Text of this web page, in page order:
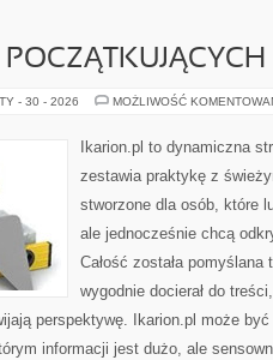
- 30 - 2026 MOŻLIWOŚĆ
Ikarion.pl to dynamiczna
zestawia praktykę z
stworzone dla osób, które
ale jednocześnie chcą
Całość została
wygodnie docierał do
perspektywę. Ikarion.pl może
informacji jest dużo, ale